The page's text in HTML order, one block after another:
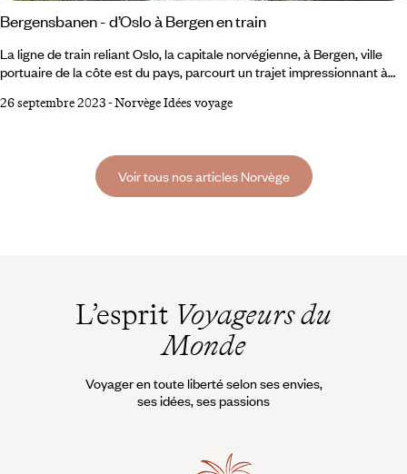
Bergensbanen - d’Oslo à Bergen en train
La ligne de train reliant Oslo, la capitale norvégienne, à Bergen, ville
portuaire de la côte est du pays, parcourt un trajet impressionnant à
elle est considérée comme l’un des meilleurs moyens de découvrir ces
26 septembre 2023-Norvège Idées voyage
Voir tous nos articles Norvège
L’esprit Voyageurs du
Monde
Voyager en toute liberté selon ses envies,
ses idées, ses passions